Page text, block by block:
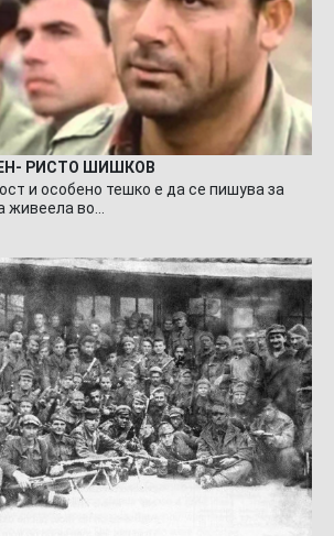
РИСТО ШИШКОВ
и особено тешко е да се пишува за
живеела во…